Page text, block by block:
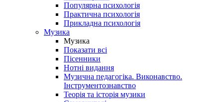
Популярна психологія
Практична психологія
Прикладна психологія
Музика
Музика
Показати всі
Пісенники
Нотні видання
Музична педагогіка. Виконавство.
Інструментознавство
Теорія та історія музики